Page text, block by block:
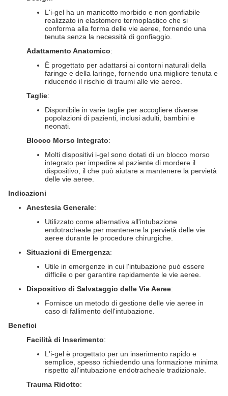
L'i-gel ha un manicotto morbido e non gonfiabile
realizzato in elastomero termoplastico che si
conforma alla forma delle vie aeree, fornendo una
tenuta senza la necessità di gonfiaggio.
Adattamento Anatomico:
È progettato per adattarsi ai contorni naturali della
faringe e della laringe, fornendo una migliore tenuta e
riducendo il rischio di traumi alle vie aeree.
Taglie:
Disponibile in varie taglie per accogliere diverse
popolazioni di pazienti, inclusi adulti, bambini e
neonati.
Blocco Morso Integrato:
Molti dispositivi i-gel sono dotati di un blocco morso
integrato per impedire al paziente di mordere il
dispositivo, il che può aiutare a mantenere la pervietà
delle vie aeree.
Indicazioni
Anestesia Generale:
Utilizzato come alternativa all'intubazione
endotracheale per mantenere la pervietà delle vie
aeree durante le procedure chirurgiche.
Situazioni di Emergenza:
Utile in emergenze in cui l'intubazione può essere
difficile o per garantire rapidamente le vie aeree.
Dispositivo di Salvataggio delle Vie Aeree:
Fornisce un metodo di gestione delle vie aeree in
caso di fallimento dell'intubazione.
Benefici
Facilità di Inserimento:
L'i-gel è progettato per un inserimento rapido e
semplice, spesso richiedendo una formazione minima
rispetto all'intubazione endotracheale tradizionale.
Trauma Ridotto: